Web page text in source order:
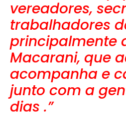
vereadores,
trabalhadores
principalmente
Macarani, que
acompanha e
junto com a
dias .”